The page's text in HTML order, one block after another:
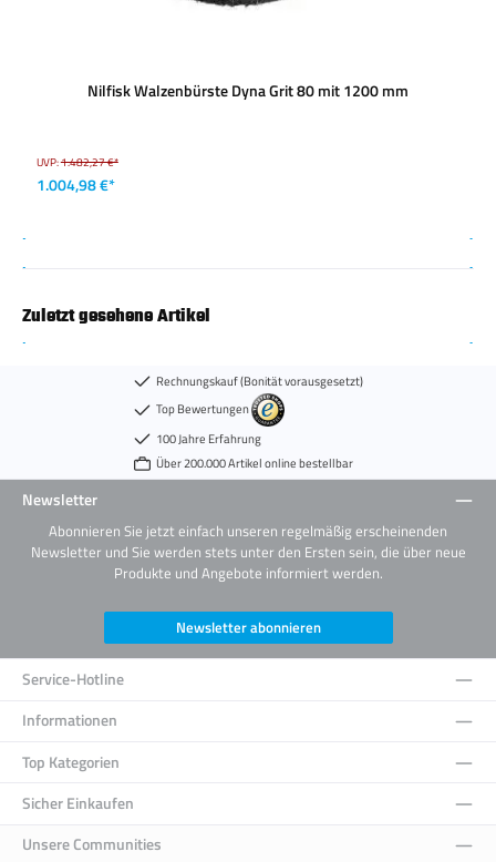
Nilfisk Walzenbürste Dyna Grit 80 mit 1200 mm
UVP:1.482,27 €*
1.004,98 €*
Zuletzt gesehene Artikel
Rechnungskauf (Bonität vorausgesetzt)
Top Bewertungen
100 Jahre Erfahrung
Über 200.000 Artikel online bestellbar
Newsletter
Abonnieren Sie jetzt einfach unseren regelmäßig erscheinenden
Newsletter und Sie werden stets unter den Ersten sein, die über neue
Produkte und Angebote informiert werden.
Newsletter abonnieren
Service-Hotline
Informationen
Top Kategorien
Sicher Einkaufen
Unsere Communities